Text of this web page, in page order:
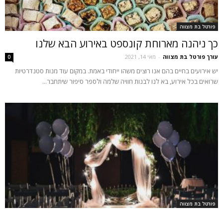
פורטל בת מצווה
כך ניהנה מארוחת קונספט באירוע הבא שלנו
עורך פורטל בת מצווה - מאי 14, 2021 0
יש אירועים בחיים בהם אנו רוצים משהו ייחודי באמת. במקום עוד מנות סטנדרטיות
שרואים בכל אירוע, בא לנו לבנות חוויה שלמה ולספר סיפור שיתחבר...
פורטל בת מצווה